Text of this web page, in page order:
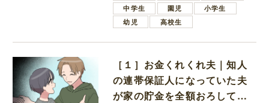
中学生
園児
小学生
幼児
高校生
［１］お金くれくれ夫｜知人
の連帯保証人になっていた夫
が家の貯金を全額おろしてほ